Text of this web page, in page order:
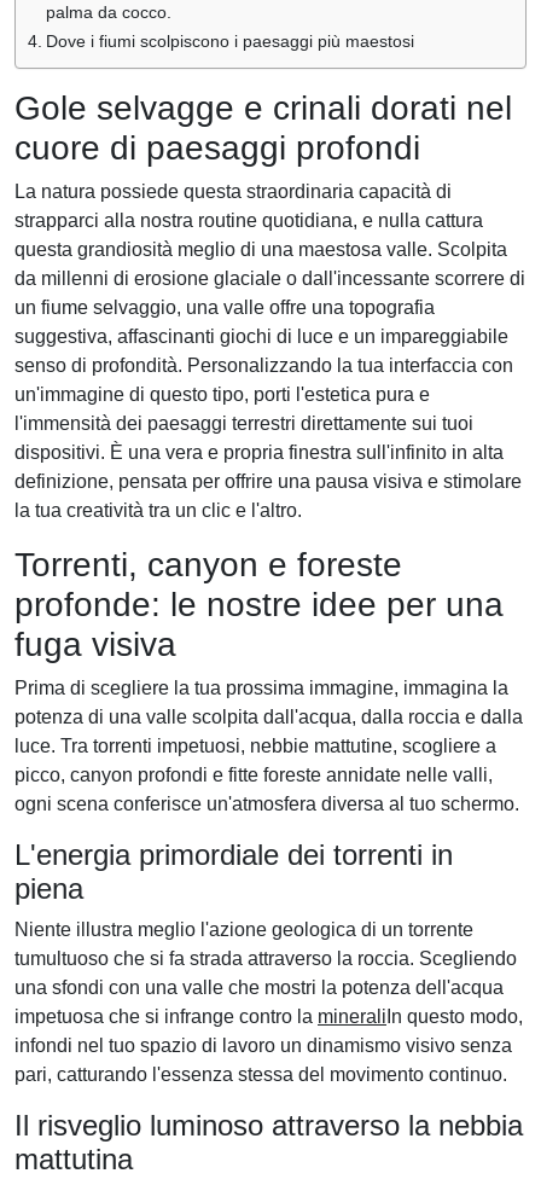
palma da cocco.
Dove i fiumi scolpiscono i paesaggi più maestosi
Gole selvagge e crinali dorati nel
cuore di paesaggi profondi
La natura possiede questa straordinaria capacità di
strapparci alla nostra routine quotidiana, e nulla cattura
questa grandiosità meglio di una maestosa valle. Scolpita
da millenni di erosione glaciale o dall'incessante scorrere di
un fiume selvaggio, una valle offre una topografia
suggestiva, affascinanti giochi di luce e un impareggiabile
senso di profondità. Personalizzando la tua interfaccia con
un'immagine di questo tipo, porti l'estetica pura e
l'immensità dei paesaggi terrestri direttamente sui tuoi
dispositivi. È una vera e propria finestra sull'infinito in alta
definizione, pensata per offrire una pausa visiva e stimolare
la tua creatività tra un clic e l'altro.
Torrenti, canyon e foreste
profonde: le nostre idee per una
fuga visiva
Prima di scegliere la tua prossima immagine, immagina la
potenza di una valle scolpita dall'acqua, dalla roccia e dalla
luce. Tra torrenti impetuosi, nebbie mattutine, scogliere a
picco, canyon profondi e fitte foreste annidate nelle valli,
ogni scena conferisce un'atmosfera diversa al tuo schermo.
L'energia primordiale dei torrenti in
piena
Niente illustra meglio l'azione geologica di un torrente
tumultuoso che si fa strada attraverso la roccia. Scegliendo
una sfondi con una valle che mostri la potenza dell'acqua
impetuosa che si infrange contro la minerali In questo modo,
infondi nel tuo spazio di lavoro un dinamismo visivo senza
pari, catturando l'essenza stessa del movimento continuo.
Il risveglio luminoso attraverso la nebbia
mattutina